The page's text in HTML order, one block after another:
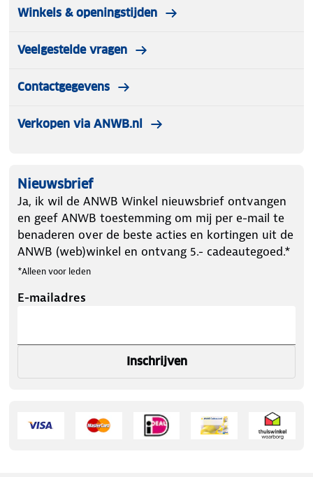
Winkels & openingstijden
Veelgestelde vragen
Contactgegevens
Verkopen via ANWB.nl
Nieuwsbrief
Ja, ik wil de ANWB Winkel nieuwsbrief ontvangen
en geef ANWB toestemming om mij per e-mail te
benaderen over de beste acties en kortingen uit de
ANWB (web)winkel en ontvang 5.- cadeautegoed.*
*Alleen voor leden
E-mailadres
Inschrijven